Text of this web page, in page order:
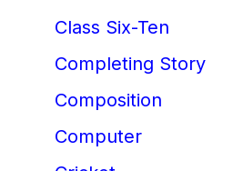
Class Six-Ten
Completing Story
Composition
Computer